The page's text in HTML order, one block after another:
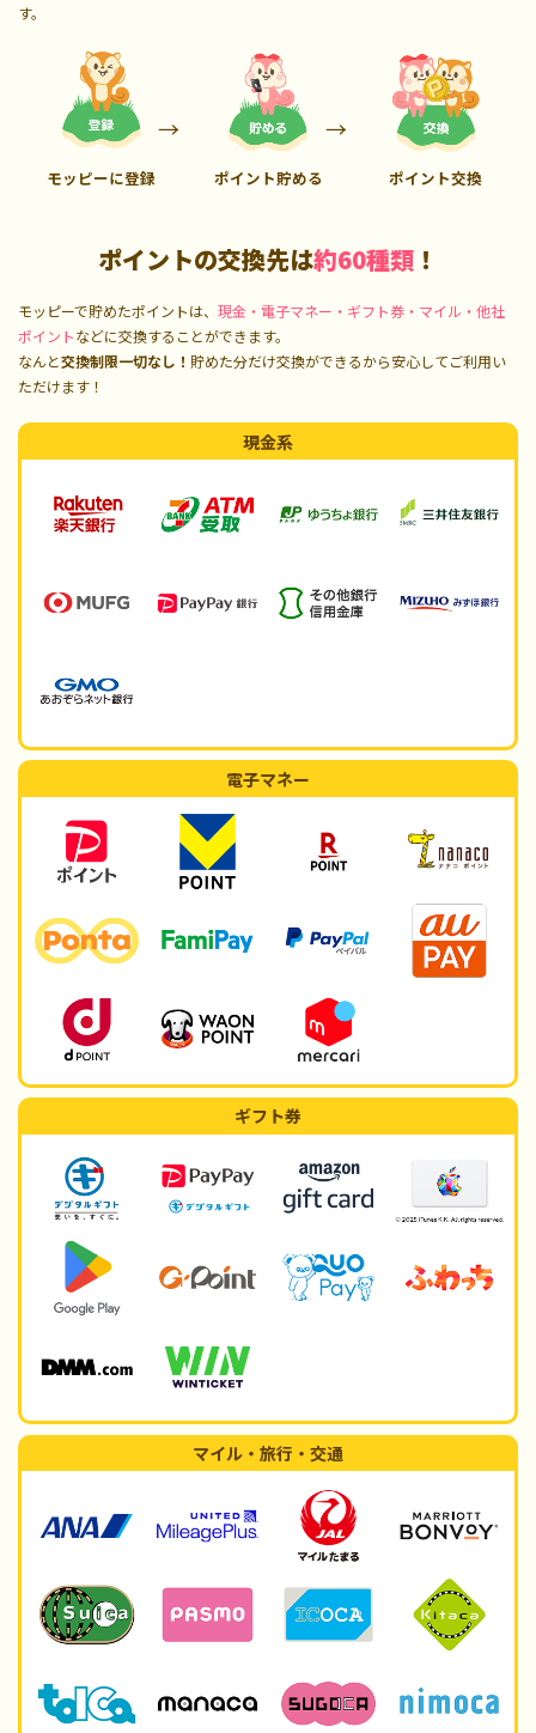
す。
モッピーに登録 ポイント貯める ポイント交換
ポイントの交換先は約60種類 ！
モッピーで貯めたポイントは、 現金・電子マネー・ギフト券・マイル・他社
ポイントなどに交換することができます。
なんと交換制限一切なし！ 貯めた分だけ交換ができるから安心してご利用い
ただけます！
現金系
電子マネー
ギフト券
マイル・旅行・交通